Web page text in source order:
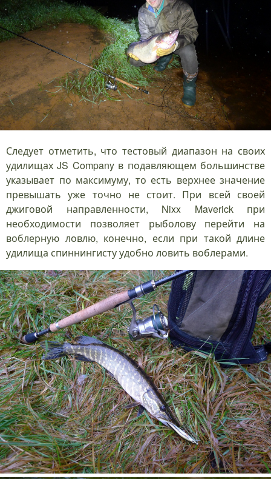
Следует отметить, что тестовый диапазон на своих
удилищах JS Company в подавляющем большинстве
указывает по максимуму, то есть верхнее значение
превышать уже точно не стоит. При всей своей
джиговой направленности, Nixx Maverick при
необходимости позволяет рыболову перейти на
воблерную ловлю, конечно, если при такой длине
удилища спиннингисту удобно ловить воблерами.